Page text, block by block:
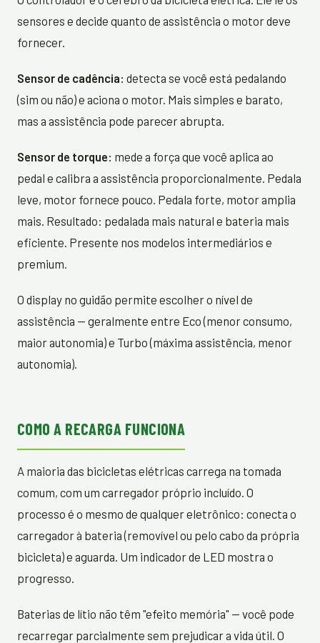
sensores e decide quanto de assistência o motor deve
fornecer.
Sensor de cadência: detecta se você está pedalando
(sim ou não) e aciona o motor. Mais simples e barato,
mas a assistência pode parecer abrupta.
Sensor de torque: mede a força que você aplica ao
pedal e calibra a assistência proporcionalmente. Pedala
leve, motor fornece pouco. Pedala forte, motor amplia
mais. Resultado: pedalada mais natural e bateria mais
eficiente. Presente nos modelos intermediários e
premium.
O display no guidão permite escolher o nível de
assistência — geralmente entre Eco (menor consumo,
maior autonomia) e Turbo (máxima assistência, menor
autonomia).
COMO A RECARGA FUNCIONA
A maioria das bicicletas elétricas carrega na tomada
comum, com um carregador próprio incluído. O
processo é o mesmo de qualquer eletrônico: conecta o
carregador à bateria (removível ou pelo cabo da própria
bicicleta) e aguarda. Um indicador de LED mostra o
progresso.
Baterias de lítio não têm "efeito memória" — você pode
recarregar parcialmente sem prejudicar a vida útil. O